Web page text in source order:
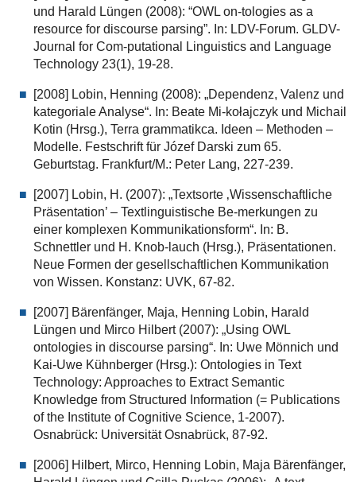
und Harald Lüngen (2008): “OWL on-tologies as a
resource for discourse parsing”. In: LDV-Forum. GLDV-
Journal for Com-putational Linguistics and Language
Technology 23(1), 19-28.
[2008] Lobin, Henning (2008): „Dependenz, Valenz und
kategoriale Analyse“. In: Beate Mi-kołajczyk und Michail
Kotin (Hrsg.), Terra grammatikca. Ideen – Methoden –
Modelle. Festschrift für Józef Darski zum 65.
Geburtstag. Frankfurt/M.: Peter Lang, 227-239.
[2007] Lobin, H. (2007): „Textsorte ‚Wissenschaftliche
Präsentation’ – Textlinguistische Be-merkungen zu
einer komplexen Kommunikationsform“. In: B.
Schnettler und H. Knob-lauch (Hrsg.), Präsentationen.
Neue Formen der gesellschaftlichen Kommunikation
von Wissen. Konstanz: UVK, 67-82.
[2007] Bärenfänger, Maja, Henning Lobin, Harald
Lüngen und Mirco Hilbert (2007): „Using OWL
ontologies in discourse parsing“. In: Uwe Mönnich und
Kai-Uwe Kühnberger (Hrsg.): Ontologies in Text
Technology: Approaches to Extract Semantic
Knowledge from Structured Information (= Publications
of the Institute of Cognitive Science, 1-2007).
Osnabrück: Universität Osnabrück, 87-92.
[2006] Hilbert, Mirco, Henning Lobin, Maja Bärenfänger,